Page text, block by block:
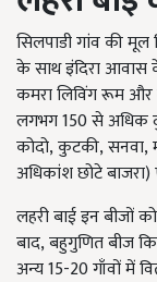
सिलपाडी गांव की मूल
के साथ इंदिरा
कमरा लिविंग रूम
लगभग 150से अधिक
कोदो, कुटकी,
अधिकांश छोटे बाजरा)
लहरी बाई इन बीजों
बाद, बहुगुणित बीज
अन्य 15-20गाँवों में